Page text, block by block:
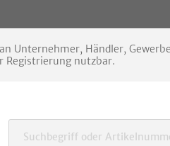
Unternehmer, Händler,
Registrierung nutzbar.